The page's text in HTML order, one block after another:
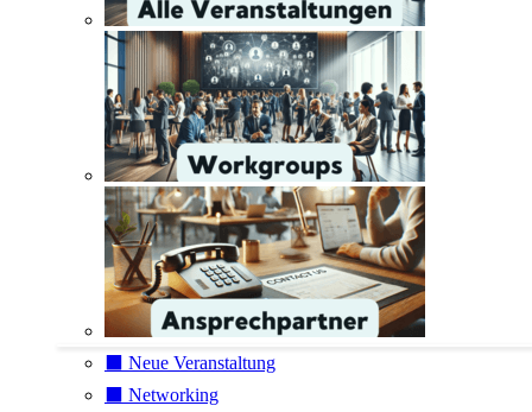
⬛️ Neue Veranstaltung
⬛️ Networking